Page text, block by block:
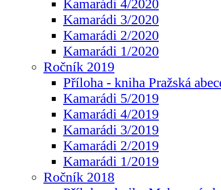
Kamarádi 4/2020
Kamarádi 3/2020
Kamarádi 2/2020
Kamarádi 1/2020
Ročník 2019
Příloha - kniha Pražská
Kamarádi 5/2019
Kamarádi 4/2019
Kamarádi 3/2019
Kamarádi 2/2019
Kamarádi 1/2019
Ročník 2018